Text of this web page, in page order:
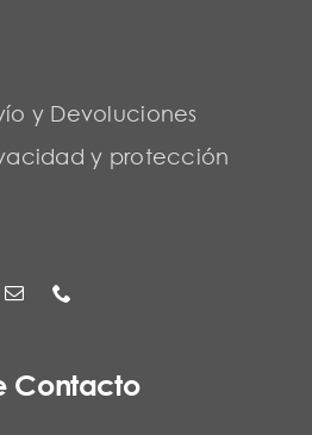
y Devoluciones
y protección
Contacto